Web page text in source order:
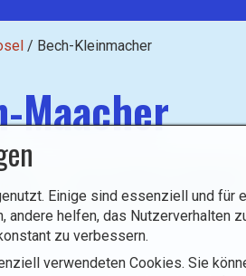
/ Bech-Kleinmacher
Maacher
- Circular walk Bech-
Auf dem Rückweg entdecken
Einige sind essenziell und für
andere helfen, das Nutzerverhalten
zu verbessern.
verwendeten Cookies. Sie